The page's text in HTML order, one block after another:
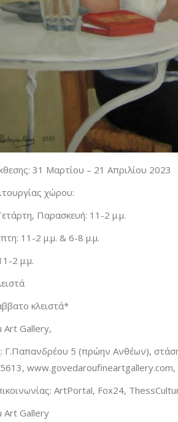
31 Μαρτίου – 21 Απριλίου 2023
χώρου:
Παρασκευή: 11-2 μ.μ.
11-2 μ.μ. & 6-8 μ.μ.
2 μ.μ.
κλειστά*
Art Gallery,
Γ.Παπανδρέου 5 (πρώην Ανθέων),
www.govedaroufineartgallery.com,
ArtPortal, Fox24,
Art Gallery